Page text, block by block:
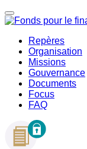
Repères
Organisation
Missions
Gouvernance
Documents
Focus
FAQ